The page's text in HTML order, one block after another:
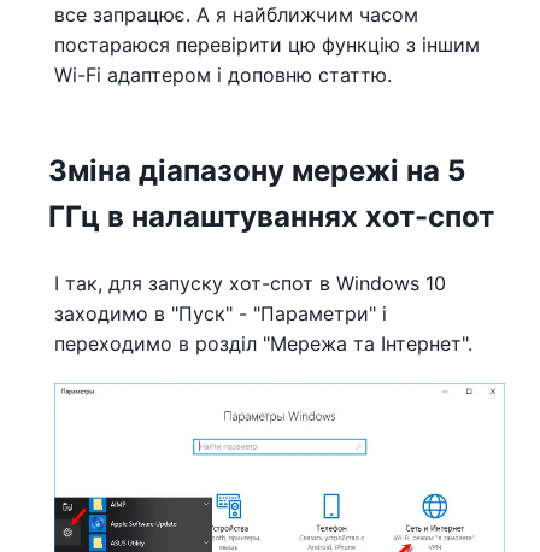
все запрацює. А я найближчим часом
постараюся перевірити цю функцію з іншим
Wi-Fi адаптером і доповню статтю.
Зміна діапазону мережі на 5
ГГц в налаштуваннях хот-спот
І так, для запуску хот-спот в Windows 10
заходимо в "Пуск" - "Параметри" і
переходимо в розділ "Мережа та Інтернет".